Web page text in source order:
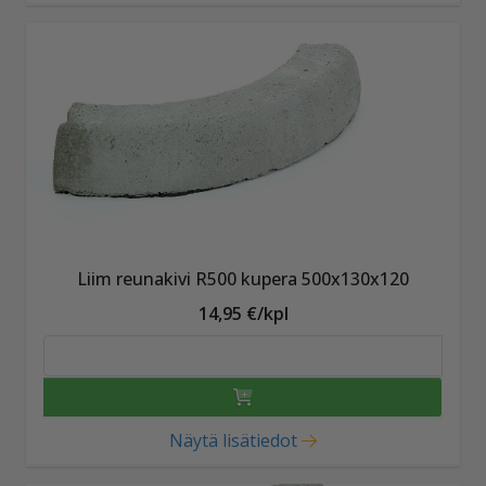
Liim reunakivi R500 kupera 500x130x120
14,95 €/kpl
Näytä lisätiedot